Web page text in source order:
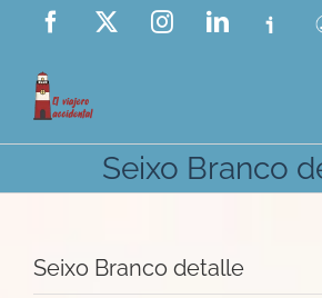
Saltar
contenido
Facebook InstagramLinkedIn
Ivoox
Seixo Branco
Seixo Branco detalle